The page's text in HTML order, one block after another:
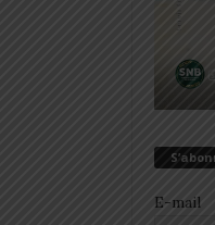
E-mail